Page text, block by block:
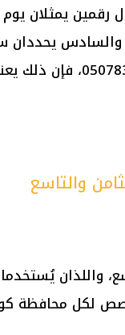
يمثلان يوم
يحددان
المثال إذا كانت هذه
والتاسع
واللذان
لكل محافظة